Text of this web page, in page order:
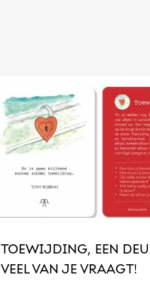
TOEWIJDING, EEN
VEEL VAN JE VRAAGT!